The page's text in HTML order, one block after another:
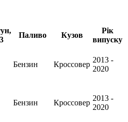
Паливо Кузов
Рік
випуску
Бензин Кроссовер
2013 -
2020
Бензин Кроссовер
2013 -
2020